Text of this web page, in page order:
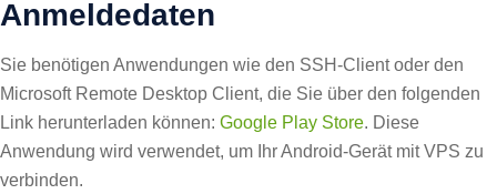
Anmeldedaten
Sie benötigen Anwendungen wie den SSH-Client oder den
Microsoft Remote Desktop Client, die Sie über den folgenden
Link herunterladen können: Google Play Store. Diese
Anwendung wird verwendet, um Ihr Android-Gerät mit VPS zu
verbinden.